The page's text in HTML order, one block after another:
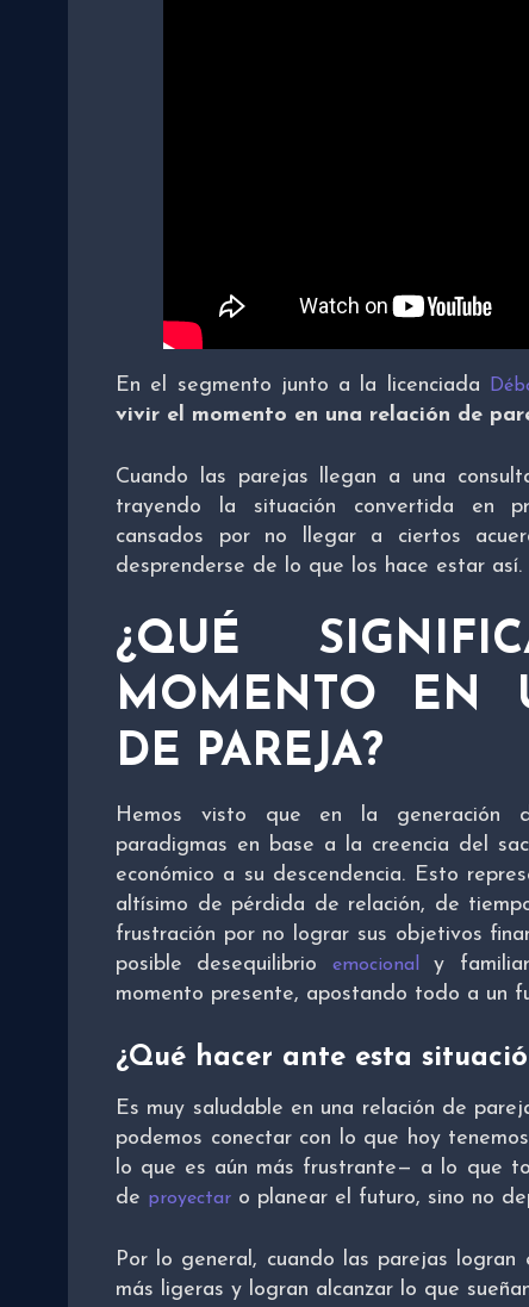
En el segmento junto a la licenciada
vivir el momento en una relación de
Cuando las parejas llegan a una
trayendo la situación convertida en
cansados por no llegar a ciertos
desprenderse de lo que los hace estar así.
¿QUÉ
MOMENTO EN
DE PAREJA?
Hemos visto que en la generación
paradigmas en base a la creencia del
económico a su descendencia. Esto
altísimo de pérdida de relación, de
frustración por no lograr sus objetivos
posible desequilibrio emocional
y
momento presente, apostando todo a un
¿Qué hacer ante esta
Es muy saludable en una relación de
podemos conectar con lo que hoy
lo que es aún más frustrante— a lo que
de proyectar o planear el futuro, sino no
Por lo general, cuando las parejas
más ligeras y logran alcanzar lo que